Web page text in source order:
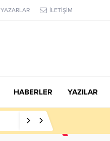
YAZARLAR İLETİŞİM
HABERLER YAZILAR